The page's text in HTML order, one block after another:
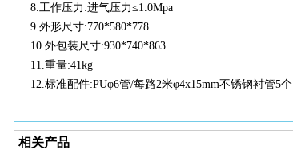
8.工作压力 :进气压力≤1.0Mpa
9.外形尺寸:770*580*778
10.外包装尺寸:930*740*863
11.重量:41kg
12.标准配件:PUφ6管/每路2米φ4x15mm不锈钢衬管5个
相关产品